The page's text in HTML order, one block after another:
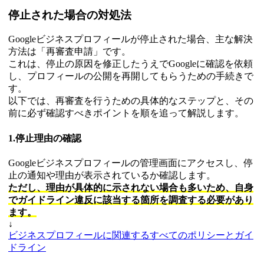
停止された場合の対処法
Googleビジネスプロフィールが停止された場合、主な解決
方法は「再審査申請」です。
これは、停止の原因を修正したうえでGoogleに確認を依頼
し、プロフィールの公開を再開してもらうための手続きで
す。
以下では、再審査を行うための具体的なステップと、その
前に必ず確認すべきポイントを順を追って解説します。
1.停止理由の確認
Googleビジネスプロフィールの管理画面にアクセスし、停
止の通知や理由が表示されているか確認します。
ただし、理由が具体的に示されない場合も多いため、自身
でガイドライン違反に該当する箇所を調査する必要があり
ます。
↓
ビジネスプロフィールに関連するすべてのポリシーとガイ
ドライン